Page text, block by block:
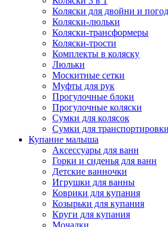
Коляски для двойни и
Коляски-люльки
Коляски-трансформеры
Коляски-трости
Комплекты в коляску
Люльки
Москитные сетки
Муфты для рук
Прогулочные блоки
Прогулочные коляски
Сумки для колясок
Сумки для
Купание малыша
Аксессуары для ванн
Горки и сиденья для ванн
Детские ванночки
Игрушки для ванны
Коврики для купания
Козырьки для купания
Круги для купания
Мочалки